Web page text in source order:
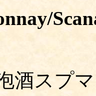
酒スプ